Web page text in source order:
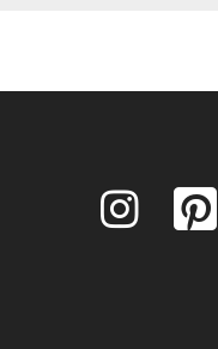
Instagram